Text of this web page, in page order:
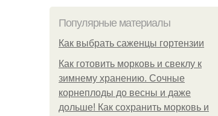
Популярные материалы
Как выбрать саженцы гортензии
Как готовить морковь и свеклу к
зимнему хранению. Сочные
корнеплоды до весны и даже
дольше! Как сохранить морковь и